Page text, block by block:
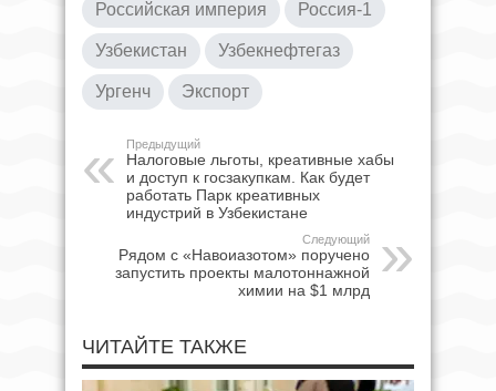
Российская империя Россия-1
Узбекистан Узбекнефтегаз
Ургенч Экспорт
Предыдущий
Налоговые льготы, креативные хабы
и доступ к госзакупкам. Как будет
работать Парк креативных
индустрий в Узбекистане
Следующий
Рядом с «Навоиазотом» поручено
запустить проекты малотоннажной
химии на $1 млрд
ЧИТАЙТЕ ТАКЖЕ